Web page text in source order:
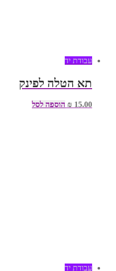
עבודת יד
תא הטלה לפינק
₪ 15.00 הוספה לסל
עבודת יד